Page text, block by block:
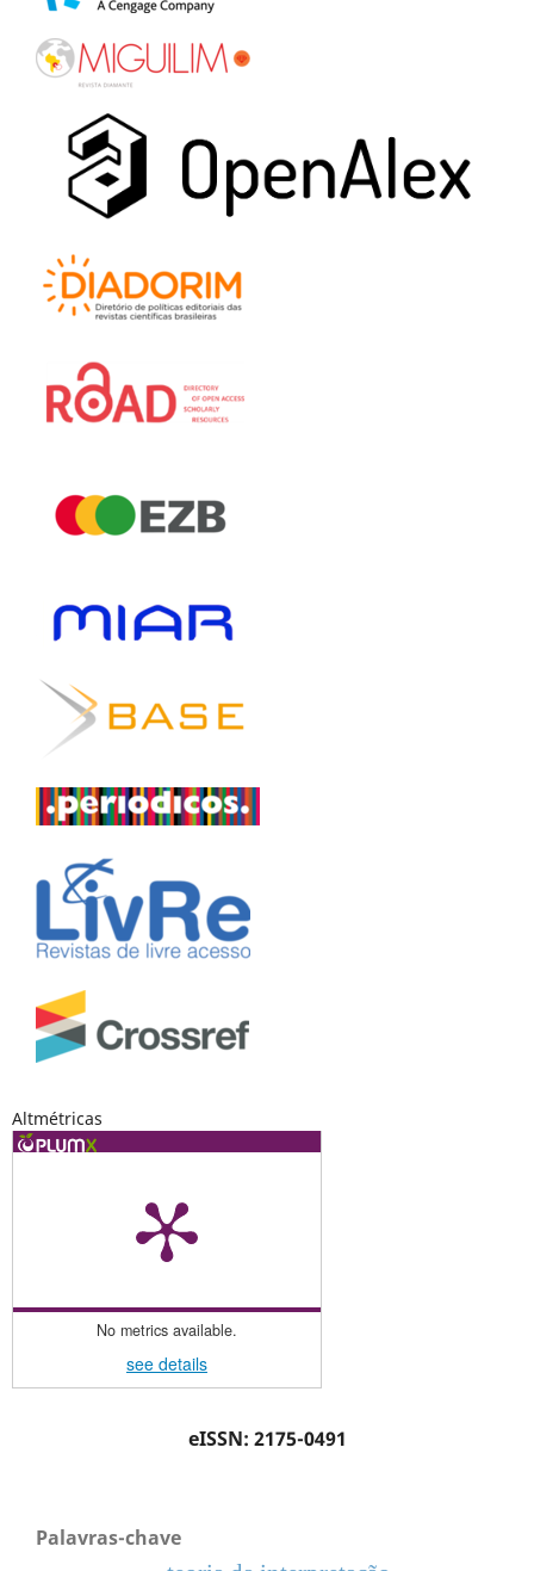
Altmétricas
No metrics available.
see details
eISSN: 2175-0491
Palavras-chave